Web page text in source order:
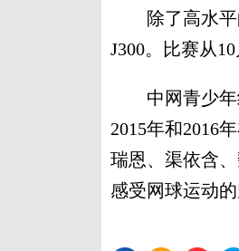
除了高水平
J300。比赛从
中网青少年
2015年和2016
瑞恩、渠依含
感受网球运动